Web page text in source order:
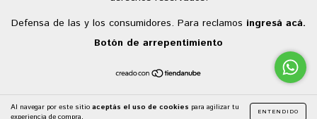
Al navegar por este sitio aceptás el uso de cookies para agilizar tu
experiencia de compra.
ENTENDIDO
Defensa de las y los consumidores. Para reclamos ingresá acá.
Botón de arrepentimiento